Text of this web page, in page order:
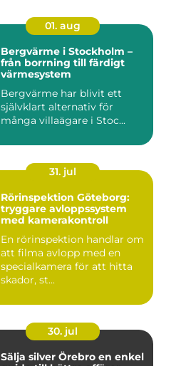
01. aug
Bergvärme i Stockholm –
från borrning till färdigt
värmesystem
Bergvärme har blivit ett
självklart alternativ för
många villaägare i Stoc...
31. jul
Rörinspektion Göteborg:
tryggare avloppssystem
med kamerakontroll
En rörinspektion handlar om
att filma avlopp med en
specialkamera för att hitta
skador, st...
30. jul
Sälja silver Örebro en enkel